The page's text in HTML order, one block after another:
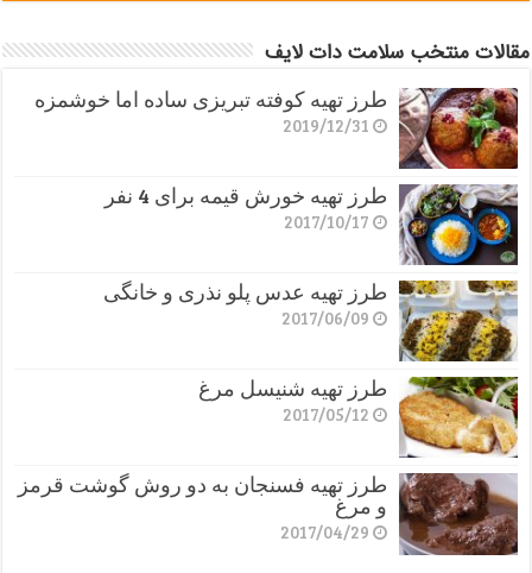
مقالات منتخب سلامت دات لایف
طرز تهیه کوفته تبریزی ساده اما خوشمزه
2019/12/31
طرز تهیه خورش قیمه برای 4 نفر
2017/10/17
طرز تهیه عدس پلو نذری و خانگی
2017/06/09
طرز تهیه شنیسل مرغ
2017/05/12
طرز تهیه فسنجان به دو روش گوشت قرمز
و مرغ
2017/04/29